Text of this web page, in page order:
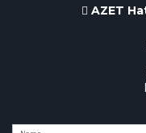
Dodano do
Zapytanie
AZET